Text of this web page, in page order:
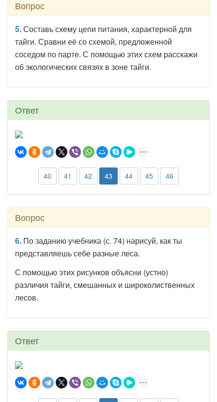
Вопрос
5.Составь схему цепи питания, характерной для
тайги. Сравни её со схемой, предложенной
соседом по парте. С помощью этих схем расскажи
об экологических связях в зоне тайги.
Ответ
40 41 42 43 44 45 46
Вопрос
6. По заданию учебника (с. 74) нарисуй, как ты
представляешь себе разные леса.
С помощью этих рисунков объясни (устно)
различия тайги, смешанных и широколиственных
лесов.
Ответ